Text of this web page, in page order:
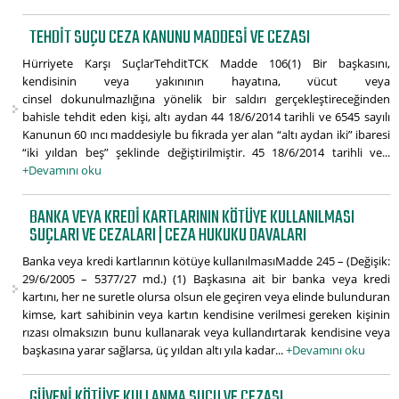
TEHDIT SUÇU CEZA KANUNU MADDESI VE CEZASI
Hürriyete Karşı SuçlarTehditTCK Madde 106(1) Bir başkasını,
kendisinin veya yakınının hayatına, vücut veya
cinsel dokunulmazlığına yönelik bir saldırı gerçekleştireceğinden
bahisle tehdit eden kişi, altı aydan 44 18/6/2014 tarihli ve 6545 sayılı
Kanunun 60 ıncı maddesiyle bu fıkrada yer alan “altı aydan iki” ibaresi
“iki yıldan beş” şeklinde değiştirilmiştir. 45 18/6/2014 tarihli ve...
+Devamını oku
BANKA VEYA KREDI KARTLARININ KÖTÜYE KULLANILMASI
SUÇLARI VE CEZALARI | CEZA HUKUKU DAVALARI
Banka veya kredi kartlarının kötüye kullanılmasıMadde 245 – (Değişik:
29/6/2005 – 5377/27 md.) (1) Başkasına ait bir banka veya kredi
kartını, her ne suretle olursa olsun ele geçiren veya elinde bulunduran
kimse, kart sahibinin veya kartın kendisine verilmesi gereken kişinin
rızası olmaksızın bunu kullanarak veya kullandırtarak kendisine veya
başkasına yarar sağlarsa, üç yıldan altı yıla kadar...+Devamını oku